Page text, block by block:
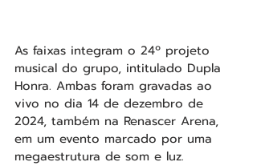
As faixas integram o 24º projeto
musical do grupo, intitulado Dupla
Honra. Ambas foram gravadas ao
vivo no dia 14 de dezembro de
2024, também na Renascer Arena,
em um evento marcado por uma
megaestrutura de som e luz.